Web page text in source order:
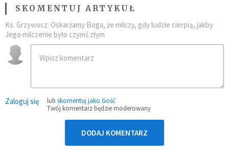
SKOMENTUJ ARTYKUŁ
Ks. Grzywocz: Oskarżamy Boga, że milczy, gdy ludzie cierpią, jakby
Jego milczenie było czymś złym
Zaloguj się lub skomentuj jako Gość
Twój komentarz będzie moderowany
DODAJ KOMENTARZ